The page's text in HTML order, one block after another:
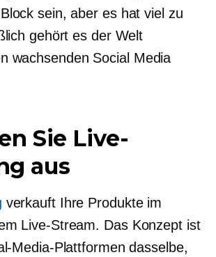
sein, aber es hat viel zu
gehört es der Welt
wachsenden Social Media
Sie Live-
aus
verkauft Ihre Produkte im
Live-Stream. Das Konzept ist
Media-Plattformen dasselbe,